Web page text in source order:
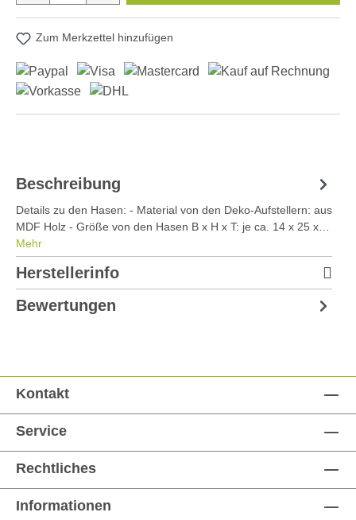
Zum Merkzettel hinzufügen
Beschreibung
Details zu den Hasen: - Material von den Deko-Aufstellern: aus
MDF Holz - Größe von den Hasen B x H x T: je ca. 14 x 25 x…
Mehr
Herstellerinfo
Bewertungen
Kontakt
Service
Rechtliches
Informationen